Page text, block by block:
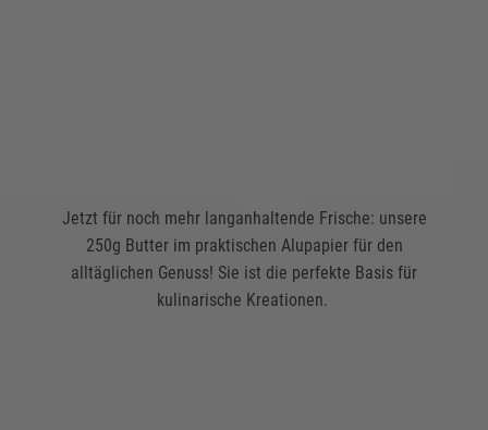
Jetzt für noch mehr langanhaltende Frische: unsere
250g Butter im praktischen Alupapier für den
alltäglichen Genuss! Sie ist die perfekte Basis für
kulinarische Kreationen.